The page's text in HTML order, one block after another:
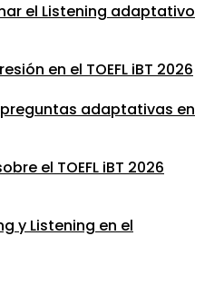
el Listening adaptativo
en el TOEFL iBT 2026
adaptativas en
el TOEFL iBT 2026
y Listening en el